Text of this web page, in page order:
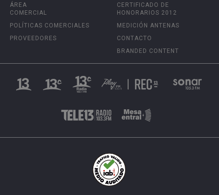
ÁREA
COMERCIAL
POLÍTICAS COMERCIALES
PROVEEDORES
CERTIFICADO DE
HONORARIOS 2012
MEDICIÓN ANTENAS
CONTACTO
BRANDED CONTENT